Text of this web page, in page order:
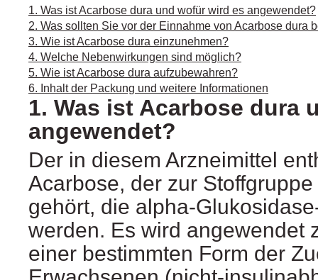
1. Was ist Acarbose dura und wofür wird es angewendet?
2. Was sollten Sie vor der Einnahme von Acarbose dura
3. Wie ist Acarbose dura einzunehmen?
4. Welche Nebenwirkungen sind möglich?
5. Wie ist Acarbose dura aufzubewahren?
6. Inhalt der Packung und weitere Informationen
1. Was ist Acarbose dura
angewendet?
Der in diesem Arzneimittel
Acarbose, der zur
gehört, die alpha-
werden. Es wird angewendet
einer bestimmten Form der